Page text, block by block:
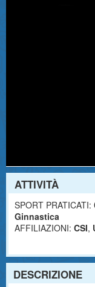
ATTIVITÀ
SPORT PRATICATI:
Ginnastica
AFFILIAZIONI: CSI,
DESCRIZIONE